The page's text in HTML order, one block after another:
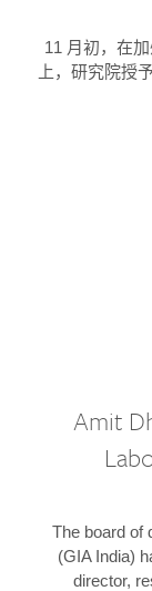
11 月初，在
上，研究院授
Amit
The board of
(GIA India)
director,